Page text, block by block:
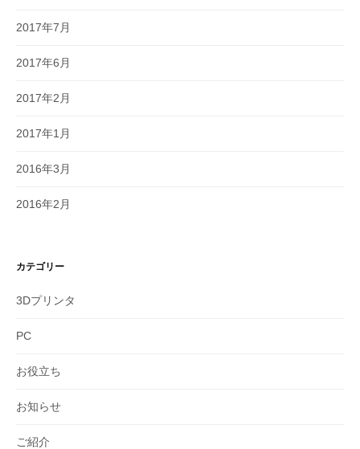
2017年7月
2017年6月
2017年2月
2017年1月
2016年3月
2016年2月
カテゴリー
3Dプリンタ
PC
お役立ち
お知らせ
ご紹介